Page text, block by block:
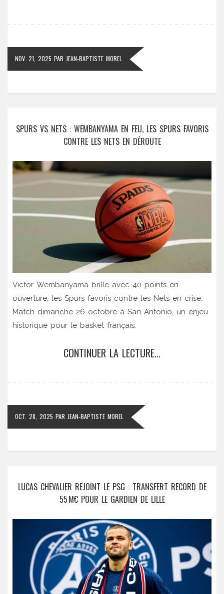
NOV. 21, 2025 PAR JEAN-BAPTISTE MOREL
SPURS VS NETS : WEMBANYAMA EN FEU, LES SPURS FAVORIS
CONTRE LES NETS EN DÉROUTE
Victor Wembanyama brille avec 40 points en
ouverture, les Spurs favoris contre les Nets en crise.
Match dimanche 26 octobre à San Antonio, un enjeu
historique pour le basket français.
CONTINUER LA LECTURE...
OCT. 28, 2025 PAR JEAN-BAPTISTE MOREL
LUCAS CHEVALIER REJOINT LE PSG : TRANSFERT RECORD DE
55 M€ POUR LE GARDIEN DE LILLE